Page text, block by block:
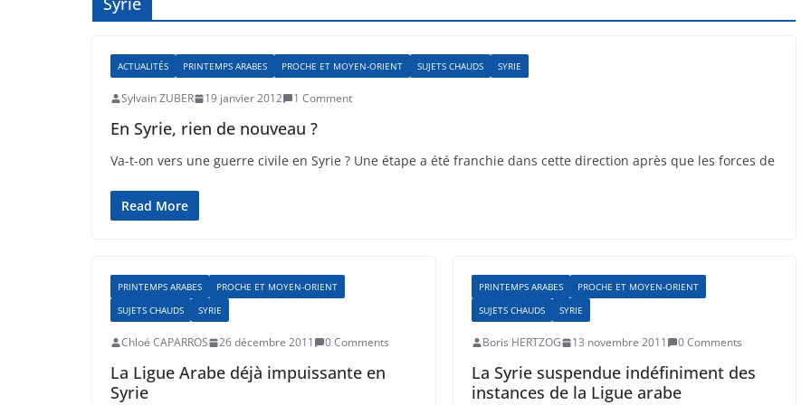
ACTUALITÉS PRINTEMPS ARABES PROCHE ET MOYEN-ORIENT SUJETS CHAUDS SYRIE
Sylvain ZUBER 19 janvier 2012 1 Comment
En Syrie, rien de nouveau ?
Va-t-on vers une guerre civile en Syrie ? Une étape a été franchie dans cette direction après que les forces de
Read More
PRINTEMPS ARABES
PROCHE ET MOYEN-ORIENT
SUJETS CHAUDS
SYRIE
Chloé CAPARROS 26 décembre 2011 0 Comments
La Ligue Arabe déjà impuissante en
Syrie
PRINTEMPS ARABES
PROCHE ET MOYEN-ORIENT
SUJETS CHAUDS
SYRIE
Boris HERTZOG 13 novembre 2011 0 Comments
La Syrie suspendue indéfiniment des
instances de la Ligue arabe